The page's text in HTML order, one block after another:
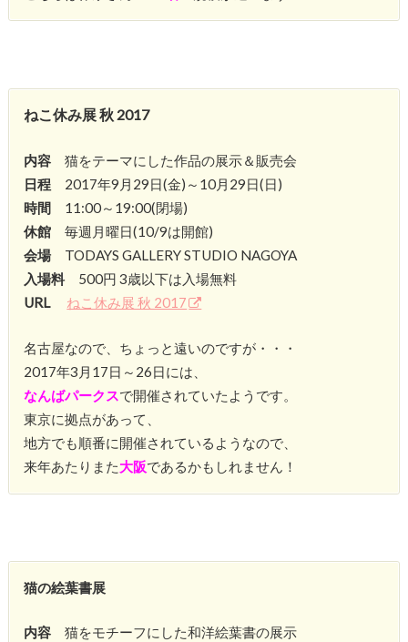
ねこ休み展 秋 2017
内容猫をテーマにした作品の展示＆販売会
日程 2017年9月29日(金)～10月29日(日)
時間 11:00～19:00(閉場)
休館毎週月曜日(10/9は開館)
会場 TODAYS GALLERY STUDIO NAGOYA
入場料 500円 3歳以下は入場無料
URL
ねこ休み展 秋 2017
名古屋なので、ちょっと遠いのですが・・・
2017年3月17日～26日には、
なんばパークスで開催されていたようです。
東京に拠点があって、
地方でも順番に開催されているようなので、
来年あたりまた大阪であるかもしれません！
猫の絵葉書展
内容猫をモチーフにした和洋絵葉書の展示